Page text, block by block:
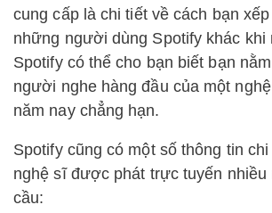
cung cấp là chi tiết về cách bạn
những người dùng Spotify khác khi
Spotify có thể cho bạn biết bạn
người nghe hàng đầu của một
năm nay chẳng hạn.
Spotify cũng có một số thông tin
nghệ sĩ được phát trực tuyến nhiều
cầu: